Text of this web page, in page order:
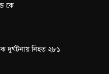
কে
দুর্ঘটনায় নিহত ২৮১